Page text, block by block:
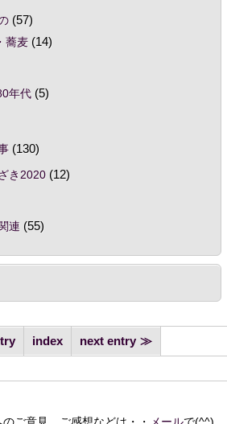
(57)
蕎麦(14)
年代(5)
(130)
き2020(12)
連 (55)
index next entry
ご意見、ご感想などは・・ メールで(^^)